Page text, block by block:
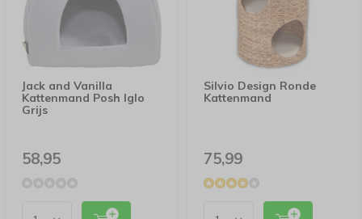
Jack and Vanilla
Kattenmand Posh Iglo
Grijs
58,95
Silvio Design Ronde
Kattenmand
75,99